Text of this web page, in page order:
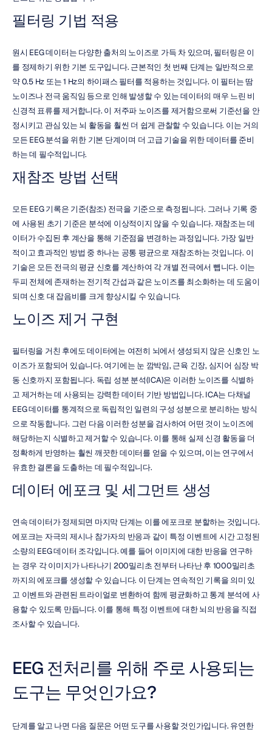
필터링 기법 적용
원시 EEG 데이터는 다양한 출처의 노이즈로 가득 차 있으며, 필터링은 이
를 정제하기 위한 기본 도구입니다. 근본적인 첫 번째 단계는 일반적으로
약 0.5 Hz 또는 1 Hz의 하이패스 필터를 적용하는 것입니다. 이 필터는 땀
노이즈나 전극 움직임 등으로 인해 발생할 수 있는 데이터의 매우 느린 비
신경적 표류를 제거합니다. 이 저주파 노이즈를 제거함으로써 기준선을 안
정시키고 관심 있는 뇌 활동을 훨씬 더 쉽게 관찰할 수 있습니다. 이는 거의
모든 EEG 분석을 위한 기본 단계이며 더 고급 기술을 위한 데이터를 준비
하는 데 필수적입니다.
재참조 방법 선택
모든 EEG 기록은 기준(참조) 전극을 기준으로 측정됩니다. 그러나 기록 중
에 사용된 초기 기준은 분석에 이상적이지 않을 수 있습니다. 재참조는 데
이터가 수집된 후 계산을 통해 기준점을 변경하는 과정입니다. 가장 일반
적이고 효과적인 방법 중 하나는 공통 평균으로 재참조하는 것입니다. 이
기술은 모든 전극의 평균 신호를 계산하여 각 개별 전극에서 뺍니다. 이는
두피 전체에 존재하는 전기적 간섭과 같은 노이즈를 최소화하는 데 도움이
되며 신호 대 잡음비를 크게 향상시킬 수 있습니다.
노이즈 제거 구현
필터링을 거친 후에도 데이터에는 여전히 뇌에서 생성되지 않은 신호인 노
이즈가 포함되어 있습니다. 여기에는 눈 깜박임, 근육 긴장, 심지어 심장 박
동 신호까지 포함됩니다. 독립 성분 분석(ICA)은 이러한 노이즈를 식별하
고 제거하는 데 사용되는 강력한 데이터 기반 방법입니다. ICA는 다채널
EEG 데이터를 통계적으로 독립적인 일련의 구성 성분으로 분리하는 방식
으로 작동합니다. 그런 다음 이러한 성분을 검사하여 어떤 것이 노이즈에
해당하는지 식별하고 제거할 수 있습니다. 이를 통해 실제 신경 활동을 더
정확하게 반영하는 훨씬 깨끗한 데이터를 얻을 수 있으며, 이는 연구에서
유효한 결론을 도출하는 데 필수적입니다.
데이터 에포크 및 세그먼트 생성
연속 데이터가 정제되면 마지막 단계는 이를 에포크로 분할하는 것입니다.
에포크는 자극의 제시나 참가자의 반응과 같이 특정 이벤트에 시간 고정된
소량의 EEG 데이터 조각입니다. 예를 들어 이미지에 대한 반응을 연구하
는 경우 각 이미지가 나타나기 200밀리초 전부터 나타난 후 1000밀리초
까지의 에포크를 생성할 수 있습니다. 이 단계는 연속적인 기록을 의미 있
고 이벤트와 관련된 트라이얼로 변환하여 함께 평균화하고 통계 분석에 사
용할 수 있도록 만듭니다. 이를 통해 특정 이벤트에 대한 뇌의 반응을 직접
조사할 수 있습니다.
EEG 전처리를 위해 주로 사용되는
도구는 무엇인가요?
단계를 알고 나면 다음 질문은 어떤 도구를 사용할 것인가입니다. 유연한